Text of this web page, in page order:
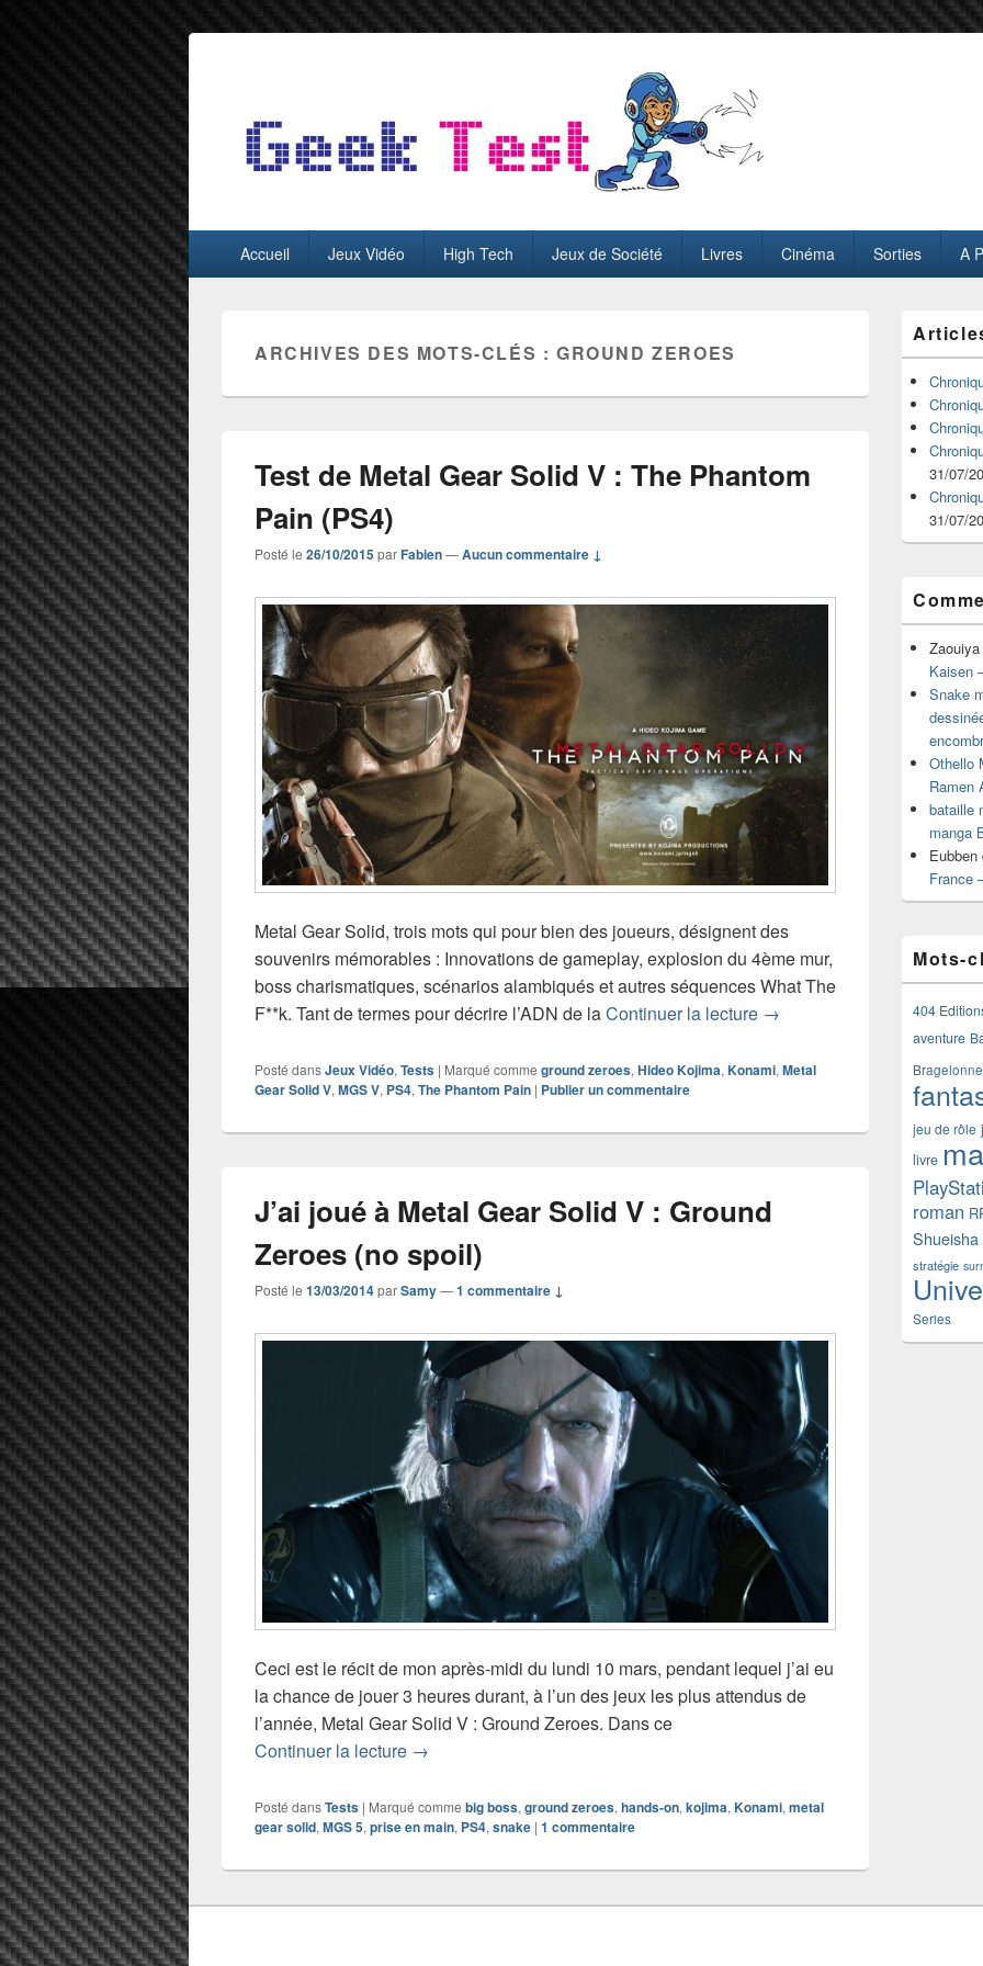
GeekTest
principalAccueil Jeux Vidéo High Tech Jeux de Société Livres Cinéma Sorties A
ARCHIVES DES MOTS-CLÉS :GROUND ZEROES
Test de Metal Gear Solid V : The Phantom
Pain (PS4)
Posté le 26/10/2015parFabien—Aucun commentaire ↓
Metal Gear Solid, trois mots qui pour bien des joueurs, désignent des
souvenirs mémorables : Innovations de gameplay, explosion du 4ème mur,
boss charismatiques, scénarios alambiqués et autres séquences What The
F**k. Tant de termes pour décrire l’ADN de laContinuer la lecture Test de Metal Gear Solid V
→
Posté dansJeux Vidéo, Tests | Marqué comme ground zeroes, Hideo Kojima, Konami, Metal
Gear Solid V, MGS V, PS4, The Phantom Pain | Publier un commentaire
J’ai joué à Metal Gear Solid V : Ground
Zeroes (no spoil)
Posté le 13/03/2014parSamy—1 commentaire ↓
Ceci est le récit de mon après-midi du lundi 10 mars, pendant lequel j’ai eu
la chance de jouer 3 heures durant, à l’un des jeux les plus attendus de
l’année, Metal Gear Solid V : Ground Zeroes. Dans ce
Continuer la lecture J’ai joué à Metal Gear Solid V : Ground Zeroes (no spoil)
→
Posté dansTests | Marqué comme big boss, ground zeroes, hands-on, kojima, Konami, metal
gear solid, MGS 5, prise en main, PS4, snake | 1 commentaire
principale
de
widget
pour
barre
latérale
31/07/
31/07/
Zaouiya
Kaisen
Snake
Othello
Ramen
bataille
manga
Eubben
France
Mots-
404
aventure
Bragelonne
jeu de rôle
livre
roman
Shueisha
stratégie
Series